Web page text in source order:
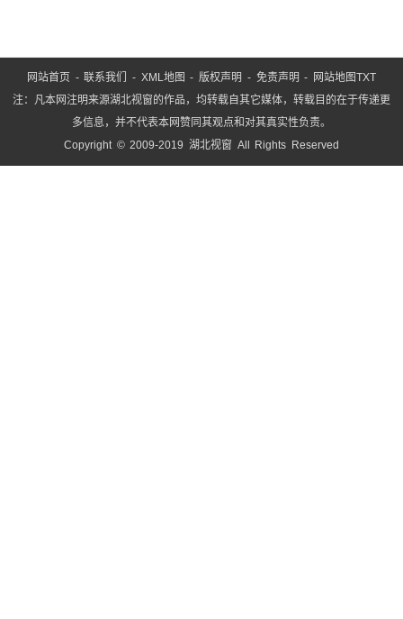
网站首页 -联系我们 - XML地图 -版权声明 - 免责声明 - 网站地图TXT
注：凡本网注明来源湖北视窗的作品，均转载自其它媒体，转载目的在于传递更
多信息，并不代表本网赞同其观点和对其真实性负责。
Copyright © 2009-2019 湖北视窗 All Rights Reserved